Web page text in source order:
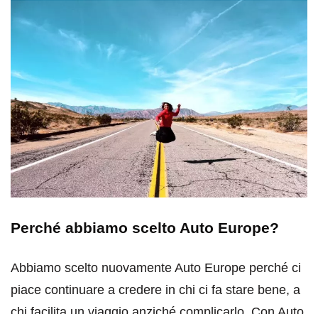
Perché abbiamo scelto Auto Europe?
Abbiamo scelto nuovamente Auto Europe perché ci
piace continuare a credere in chi ci fa stare bene, a